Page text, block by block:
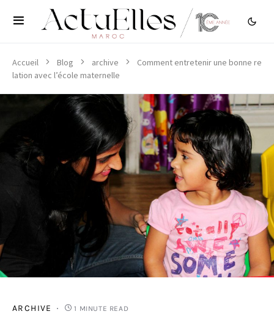
Accueil Blog archive
Comment entretenir une bonne re
lation avec l’école maternelle
ARCHIVE 1 MINUTE READ